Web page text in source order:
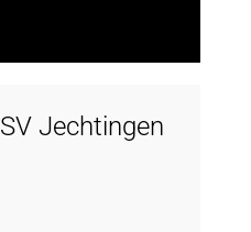
Jechtingen